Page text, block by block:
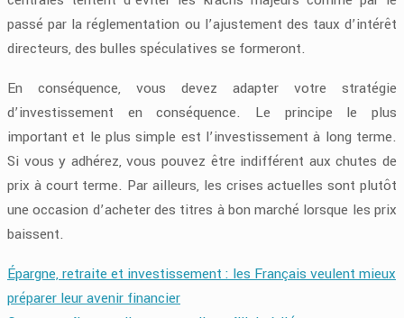
passé par la réglementation ou l’ajustement des taux d’intérêt
directeurs, des bulles spéculatives se formeront.
En conséquence, vous devez adapter votre stratégie
d’investissement en conséquence. Le principe le plus
important et le plus simple est l’investissement à long terme.
Si vous y adhérez, vous pouvez être indifférent aux chutes de
prix à court terme. Par ailleurs, les crises actuelles sont plutôt
une occasion d’acheter des titres à bon marché lorsque les prix
baissent.
Épargne, retraite et investissement : les Français veulent mieux
préparer leur avenir financier